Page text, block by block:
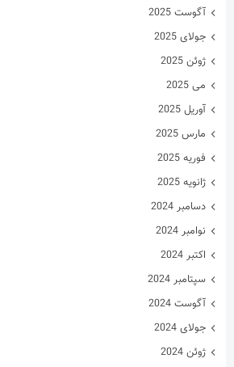
آگوست 2025
جولای 2025
ژوئن 2025
می 2025
آوریل 2025
مارس 2025
فوریه 2025
ژانویه 2025
دسامبر 2024
نوامبر 2024
اکتبر 2024
سپتامبر 2024
آگوست 2024
جولای 2024
ژوئن 2024